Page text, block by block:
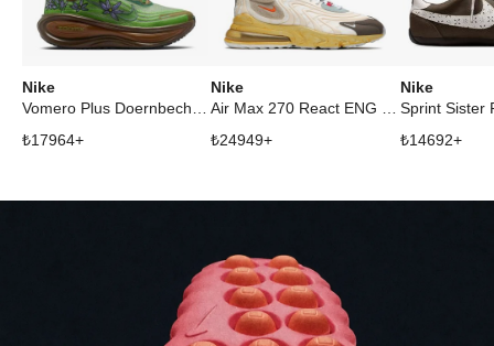
Nike
₺17964+
Nike
₺24949+
Nike
₺14692+